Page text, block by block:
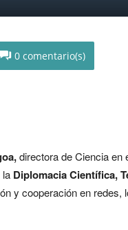
0
directora de Ciencia en
la Diplomacia Científica,
y cooperación en redes,